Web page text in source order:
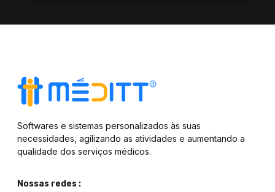
Softwares e sistemas personalizados às suas
necessidades, agilizando as atividades e aumentando a
qualidade dos serviços médicos.
Nossas redes :